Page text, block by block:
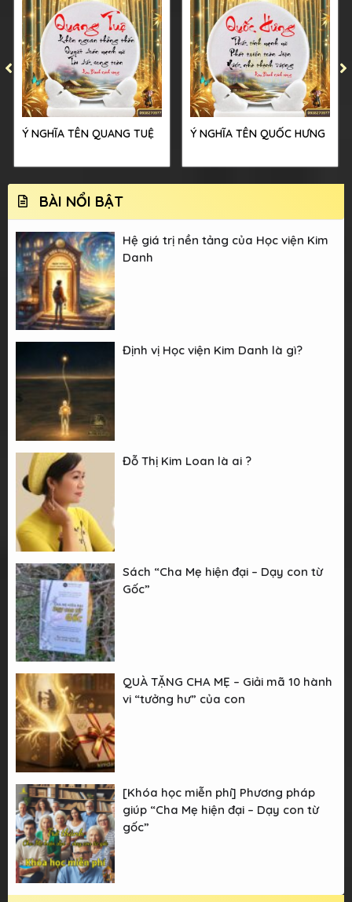
Ý NGHĨA TÊN QUANG TUỆ Ý NGHĨA TÊN QUỐC HƯNG
BÀI NỔI BẬT
Hệ giá trị nền tảng của Học viện Kim
Danh
Định vị Học viện Kim Danh là gì?
Đỗ Thị Kim Loan là ai ?
Sách “Cha Mẹ hiện đại – Dạy con từ
Gốc”
QUÀ TẶNG CHA MẸ – Giải mã 10 hành
vi “tưởng hư” của con
[Khóa học miễn phí] Phương pháp
giúp “Cha Mẹ hiện đại – Dạy con từ
gốc”